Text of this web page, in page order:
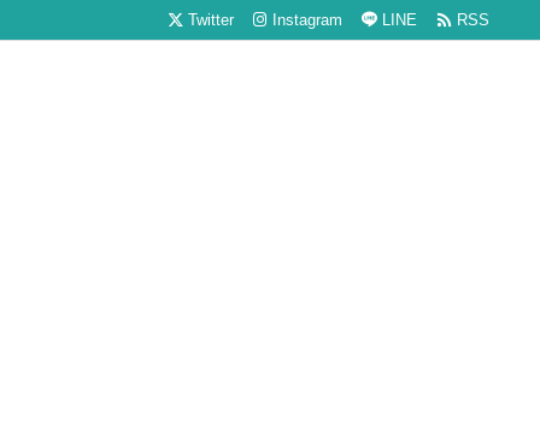
Twitter Instagram LINE  RSS